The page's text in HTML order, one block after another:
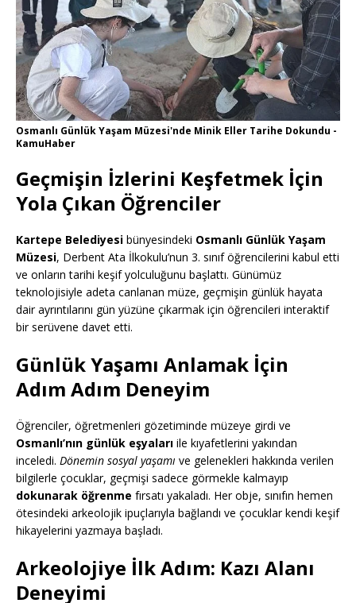
Osmanlı Günlük Yaşam Müzesi'nde Minik Eller Tarihe Dokundu -
KamuHaber
Geçmişin İzlerini Keşfetmek İçin
Yola Çıkan Öğrenciler
Kartepe Belediyesi bünyesindeki Osmanlı Günlük Yaşam
Müzesi, Derbent Ata İlkokulu’nun 3. sınıf öğrencilerini kabul etti
ve onların tarihi keşif yolculuğunu başlattı. Günümüz
teknolojisiyle adeta canlanan müze, geçmişin günlük hayata
dair ayrıntılarını gün yüzüne çıkarmak için öğrencileri interaktif
bir serüvene davet etti.
Günlük Yaşamı Anlamak İçin
Adım Adım Deneyim
Öğrenciler, öğretmenleri gözetiminde müzeye girdi ve
Osmanlı’nın günlük eşyaları ile kıyafetlerini yakından
inceledi. Dönemin sosyal yaşamı ve gelenekleri hakkında verilen
bilgilerle çocuklar, geçmişi sadece görmekle kalmayıp
dokunarak öğrenme fırsatı yakaladı. Her obje, sınıfın hemen
ötesindeki arkeolojik ipuçlarıyla bağlandı ve çocuklar kendi keşif
hikayelerini yazmaya başladı.
Arkeolojiye İlk Adım: Kazı Alanı
Deneyimi